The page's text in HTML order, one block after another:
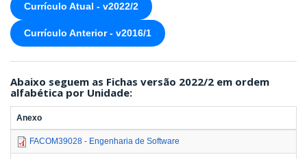
Currículo Atual - v2022/2
Currículo Anterior - v2016/1
Abaixo seguem as Fichas versão 2022/2 em ordem
alfabética por Unidade:
Anexo
FACOM39028 - Engenharia de Software